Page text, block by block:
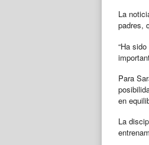
La
padres,
“Ha
Para
en
La